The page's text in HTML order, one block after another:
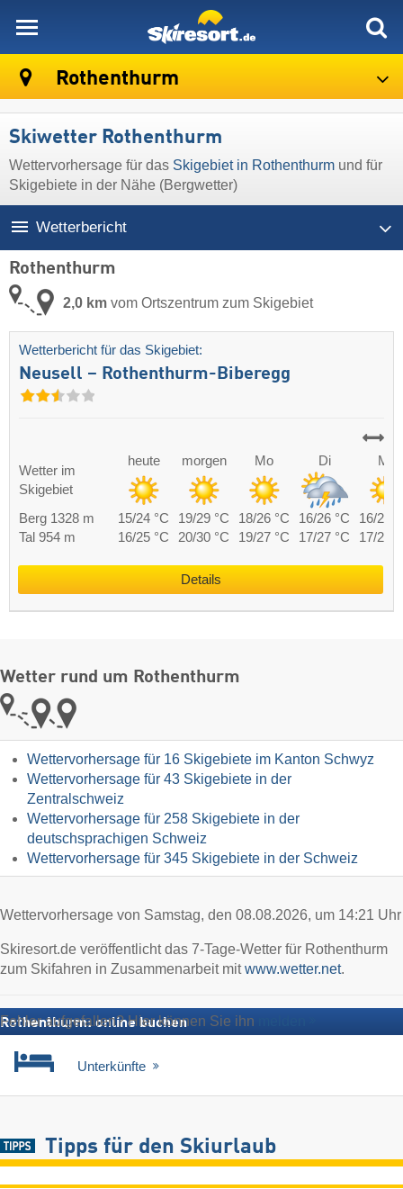
Rothenthurm
Skiwetter Rothenthurm
Wettervorhersage für das Skigebiet in Rothenthurm und für
Skigebiete in der Nähe (Bergwetter)
Wetterbericht
Rothenthurm
2,0 km vom Ortszentrum zum Skigebiet
Wetterbericht für das Skigebiet:
Neusell – Rothenthurm-Biberegg
Wetter im
Skigebiet
heute morgen Mo Di Mi
Berg 1328 m 15/24 °C 19/29 °C 18/26 °C 16/26 °C
16/25
Tal 954 m
16/25 °C 20/30 °C 19/27 °C 17/27 °C 17/26
Details
Wetter rund um Rothenthurm
Wettervorhersage für 16 Skigebiete im Kanton Schwyz
Wettervorhersage für 43 Skigebiete in der
Zentralschweiz
Wettervorhersage für 258 Skigebiete in der
deutschsprachigen Schweiz
Wettervorhersage für 345 Skigebiete in der Schweiz
Wettervorhersage von Samstag, den 08.08.2026, um 14:21 Uhr
Skiresort.de veröffentlicht das 7-Tage-Wetter für Rothenthurm
zum Skifahren in Zusammenarbeit mitwww.wetter.net.
Fehler aufgefallen? Hier können Sie ihn
Rothenthurm: online buchen
Unterkünfte
Tipps für den Skiurlaub